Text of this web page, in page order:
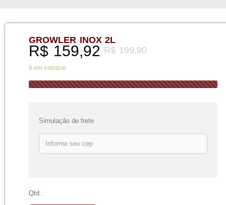
GROWLER INOX 2L
R$199,90
R$159,92
6 em estoque
Simulação de frete
Qtd.: